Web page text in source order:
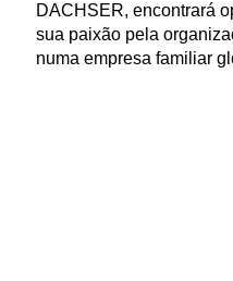
DACHSER, encontrará
sua paixão pela
numa empresa familiar